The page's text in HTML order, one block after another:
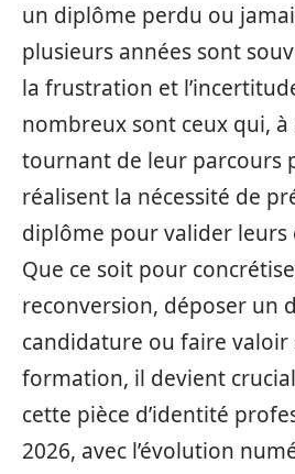
un diplôme perdu ou
plusieurs années sont
la frustration et
nombreux sont ceux qui,
tournant de leur parcours
réalisent la nécessité de
diplôme pour valider leurs
Que ce soit pour
reconversion, déposer un
candidature ou faire valoir
formation, il devient
cette pièce d’identité
2026, avec l’évolution